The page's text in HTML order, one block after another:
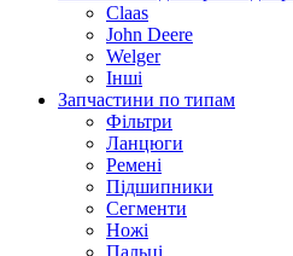
Claas
John Deere
Welger
Інші
Запчастини по типам
Фільтри
Ланцюги
Ремені
Підшипники
Сегменти
Ножі
Пальці